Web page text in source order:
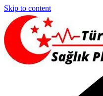
Skip to content